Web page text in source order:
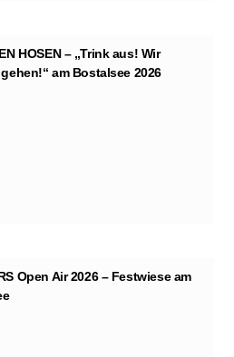
HOSEN – „Trink aus! Wir
am Bostalsee 2026
Open Air 2026 – Festwiese am